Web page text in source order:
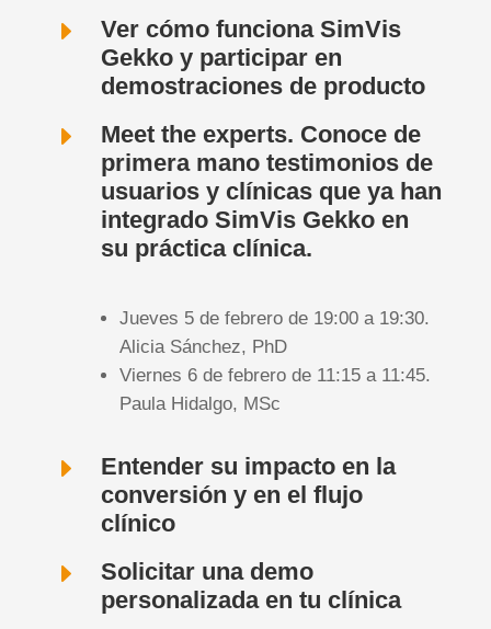
E
Ver cómo funciona SimVis
Gekko y participar en
demostraciones de producto
E
Meet the experts. Conoce de
primera mano testimonios de
usuarios y clínicas que ya han
integrado SimVis Gekko en
su práctica clínica.
Jueves 5 de febrero de 19:00 a 19:30.
Alicia Sánchez, PhD
Viernes 6 de febrero de 11:15 a 11:45.
Paula Hidalgo, MSc
E
Entender su impacto en la
conversión y en el flujo
clínico
E
Solicitar una demo
personalizada en tu clínica